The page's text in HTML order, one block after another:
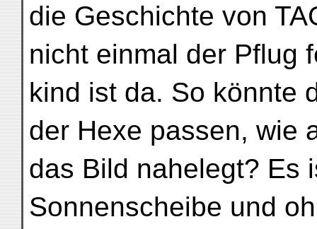
die Geschichte von
nicht einmal der Pflug
kind ist da. So könnte
der Hexe passen, wie
das Bild nahelegt? Es
Sonnenscheibe und